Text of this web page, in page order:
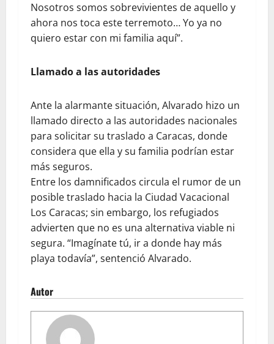
Nosotros somos sobrevivientes de aquello y
ahora nos toca este terremoto… Yo ya no
quiero estar con mi familia aquí”.
Llamado a las autoridades
Ante la alarmante situación, Alvarado hizo un
llamado directo a las autoridades nacionales
para solicitar su traslado a Caracas, donde
considera que ella y su familia podrían estar
más seguros.
​Entre los damnificados circula el rumor de un
posible traslado hacia la Ciudad Vacacional
Los Caracas; sin embargo, los refugiados
advierten que no es una alternativa viable ni
segura. “Imagínate tú, ir a donde hay más
playa todavía”, sentenció Alvarado.
Autor